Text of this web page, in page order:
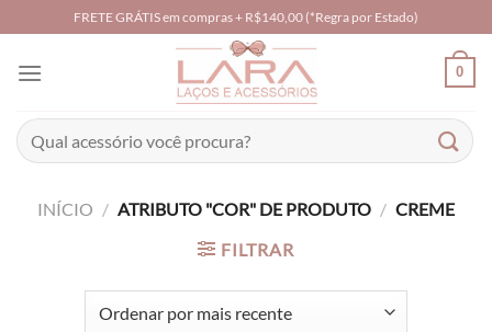
to
content
FRETE GRÁTIS em compras + R$140,00 (*Regra por Estado)
0
Pesquisar
por:
INÍCIO / ATRIBUTO "COR" DE PRODUTO / CREME
FILTRAR